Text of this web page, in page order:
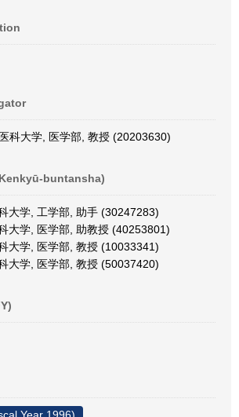
科大学, 医学部, 教授 (20203630)
buntansha)
大学, 工学部, 助手 (30247283)
大学, 医学部, 助教授 (40253801)
大学, 医学部, 教授 (10033341)
大学, 医学部, 教授 (50037420)